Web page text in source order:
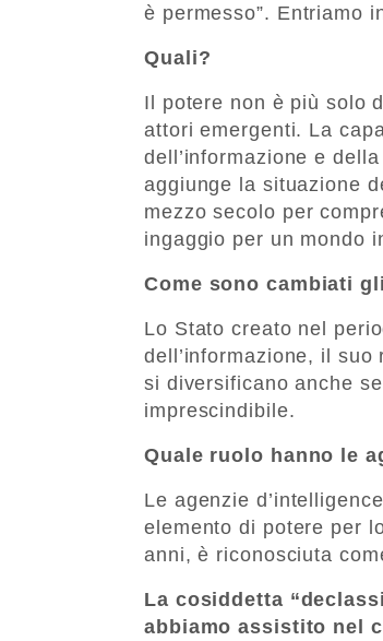
è permesso”. Entriamo
Quali?
Il potere non è più solo
attori emergenti. La
dell’informazione e
aggiunge la situazione
mezzo secolo per
ingaggio per un mondo
Come sono cambiati
Lo Stato creato nel
dell’informazione, il
si diversificano anche
imprescindibile.
Quale ruolo hanno le
Le agenzie
elemento di potere per
anni, è riconosciuta
La cosiddetta
abbiamo assistito nel